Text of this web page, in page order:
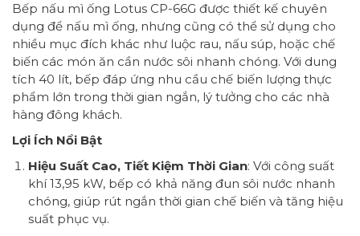
Bếp nấu mì ống Lotus CP-66G được thiết kế chuyên
dụng để nấu mì ống, nhưng cũng có thể sử dụng cho
nhiều mục đích khác như luộc rau, nấu súp, hoặc chế
biến các món ăn cần nước sôi nhanh chóng. Với dung
tích 40 lít, bếp đáp ứng nhu cầu chế biến lượng thực
phẩm lớn trong thời gian ngắn, lý tưởng cho các nhà
hàng đông khách.
Lợi Ích Nổi Bật
Hiệu Suất Cao, Tiết Kiệm Thời Gian: Với công suất
khí 13,95 kW, bếp có khả năng đun sôi nước nhanh
chóng, giúp rút ngắn thời gian chế biến và tăng hiệu
suất phục vụ.